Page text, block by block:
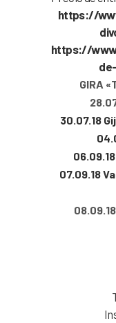
https://
https://
GIRA
30.07.18
07.09.18